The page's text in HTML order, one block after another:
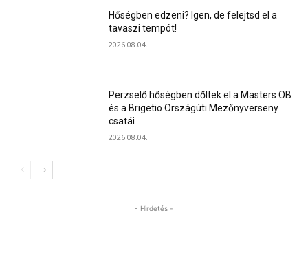
Hőségben edzeni? Igen, de felejtsd el a
tavaszi tempót!
2026.08.04.
Perzselő hőségben dőltek el a Masters OB
és a Brigetio Országúti Mezőnyverseny
csatái
2026.08.04.
- Hirdetés -